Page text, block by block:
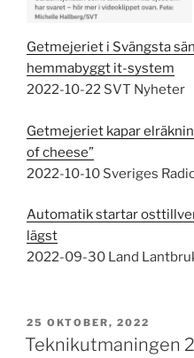
Getmejeriet i Svängsta
hemmabyggt it-system
2022-10-22 SVT Nyheter
Getmejeriet kapar
of cheese”
2022-10-10 Sveriges
Automatik startar
lägst
2022-09-30 Land
PUBLICERAT
25 OKTOBER, 2022
Teknikutmaningen